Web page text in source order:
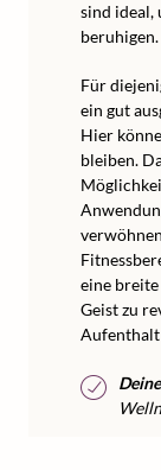
sind ideal,
beruhigen.
Für
ein gut
Hier
bleiben.
eine
Geist zu
Aufenthalt